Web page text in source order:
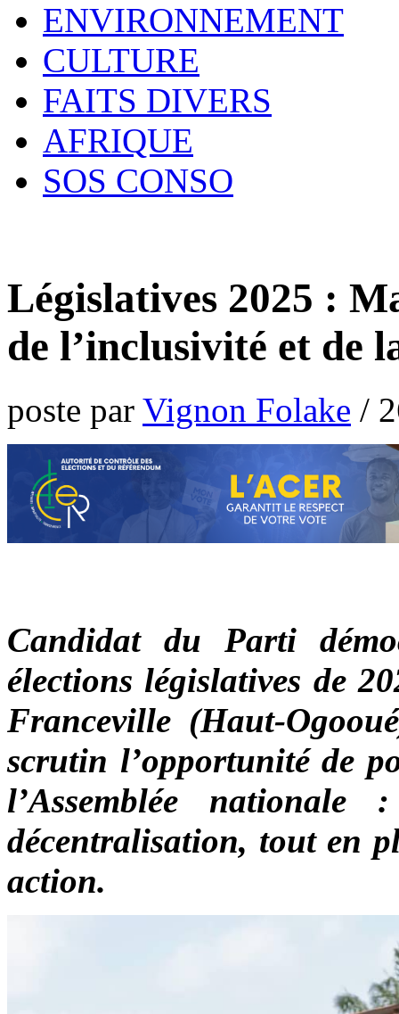
ENVIRONNEMENT
CULTURE
FAITS DIVERS
AFRIQUE
SOS CONSO
Législatives 2025 :
de l’inclusivité et de
poste par Vignon Folake /
Candidat du Parti
élections législatives de
Franceville (Haut-
scrutin l’opportunité de
l’Assemblée
décentralisation, tout en
action.